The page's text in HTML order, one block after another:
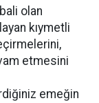
olan
kıymetli
etmesini
emeğin